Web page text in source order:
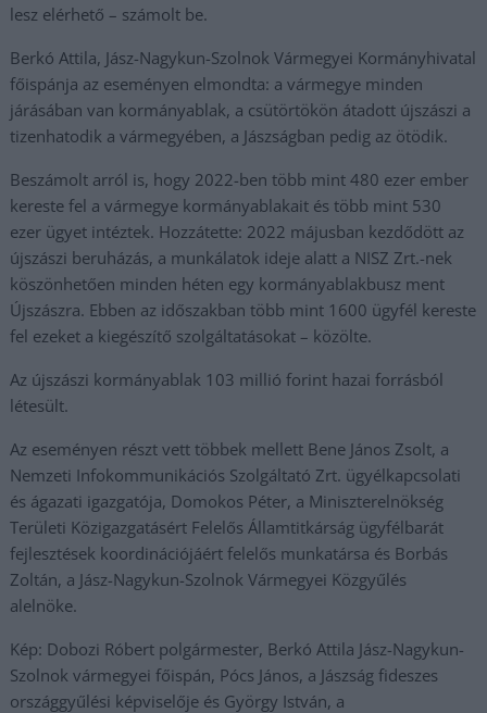
lesz elérhető – számolt be.
Berkó Attila, Jász-Nagykun-Szolnok Vármegyei Kormányhivatal
főispánja az eseményen elmondta: a vármegye minden
járásában van kormányablak, a csütörtökön átadott újszászi a
tizenhatodik a vármegyében, a Jászságban pedig az ötödik.
Beszámolt arról is, hogy 2022-ben több mint 480 ezer ember
kereste fel a vármegye kormányablakait és több mint 530
ezer ügyet intéztek. Hozzátette: 2022 májusban kezdődött az
újszászi beruházás, a munkálatok ideje alatt a NISZ Zrt.-nek
köszönhetően minden héten egy kormányablakbusz ment
Újszászra. Ebben az időszakban több mint 1600 ügyfél kereste
fel ezeket a kiegészítő szolgáltatásokat – közölte.
Az újszászi kormányablak 103 millió forint hazai forrásból
létesült.
Az eseményen részt vett többek mellett Bene János Zsolt, a
Nemzeti Infokommunikációs Szolgáltató Zrt. ügyélkapcsolati
és ágazati igazgatója, Domokos Péter, a Miniszterelnökség
Területi Közigazgatásért Felelős Államtitkárság ügyfélbarát
fejlesztések koordinációjáért felelős munkatársa és Borbás
Zoltán, a Jász-Nagykun-Szolnok Vármegyei Közgyűlés
alelnöke.
Kép: Dobozi Róbert polgármester, Berkó Attila Jász-Nagykun-
Szolnok vármegyei főispán, Pócs János, a Jászság fideszes
országgyűlési képviselője és György István, a